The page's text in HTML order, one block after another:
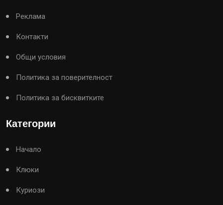
Реклама
Контакти
Общи условия
Политика за поверителност
Политика за бисквитките
Категории
Начало
Клюки
Куриози